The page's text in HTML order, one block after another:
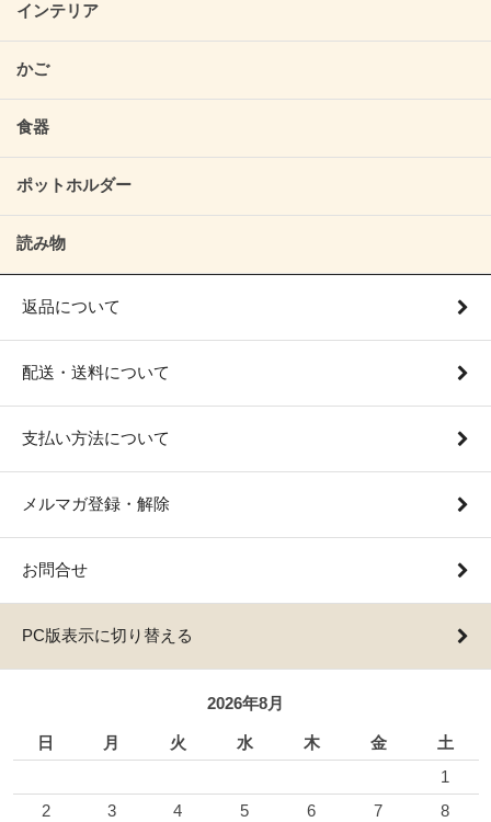
インテリア
かご
食器
ポットホルダー
読み物
返品について
配送・送料について
支払い方法について
メルマガ登録・解除
お問合せ
PC版表示に切り替える
2026年8月
日 月 火 水 木 金
土
1
2
3 4 5 6 7
8